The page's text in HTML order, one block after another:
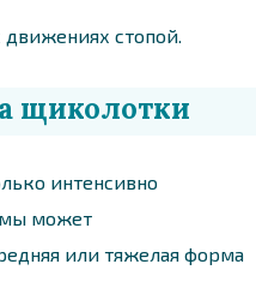
стопой.
щиколотки
интенсивно
может
или тяжелая форма